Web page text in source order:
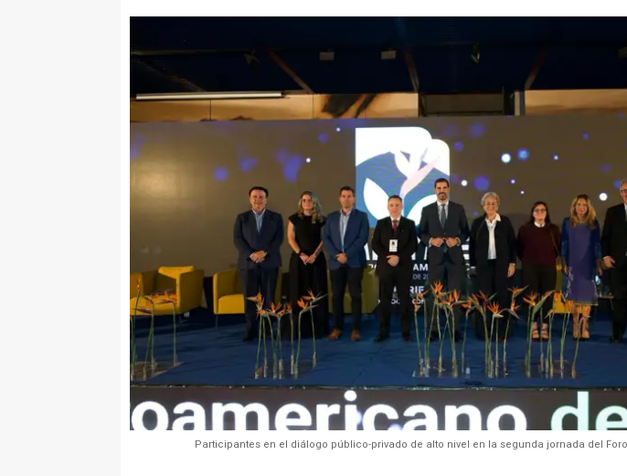
Participantes en el diálogo público-privado de alto nivel en la segunda jornada del